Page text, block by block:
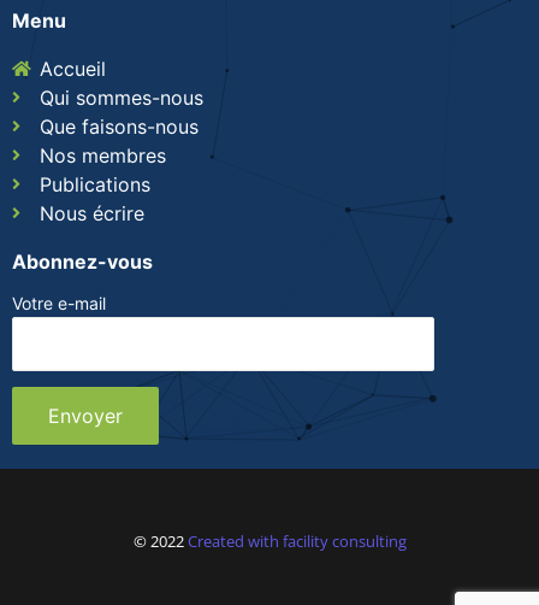
Menu
Accueil
Qui sommes-nous
Que faisons-nous
Nos membres
Publications
Nous écrire
Abonnez-vous
Votre e-mail
© 2022Created with facility consulting